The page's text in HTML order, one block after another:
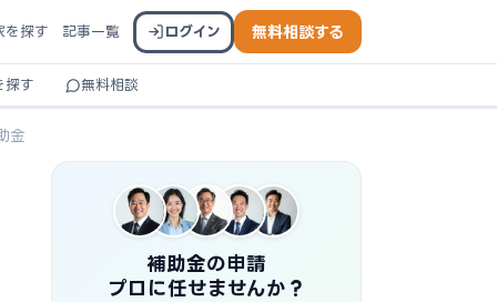
を探す 記事一覧 ログイン 無料相談する
探す 無料相談
金
補助金の申請
プロに任せませんか？